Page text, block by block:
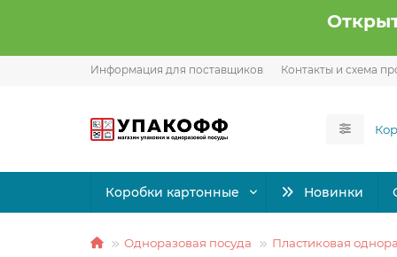
Информация для поставщиков Контакты и схема
Коробки картонные Новинки
Одноразовая посуда Пластиковая